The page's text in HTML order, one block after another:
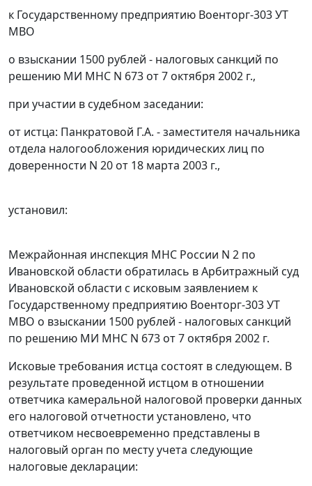
к Государственному предприятию Военторг-303 УТ
МВО
о взыскании 1500 рублей - налоговых санкций по
решению МИ МНС N 673 от 7 октября 2002 г.,
при участии в судебном заседании:
от истца: Панкратовой Г.А. - заместителя начальника
отдела налогообложения юридических лиц по
доверенности N 20 от 18 марта 2003 г.,
установил:
Межрайонная инспекция МНС России N 2 по
Ивановской области обратилась в Арбитражный суд
Ивановской области с исковым заявлением к
Государственному предприятию Военторг-303 УТ
МВО о взыскании 1500 рублей - налоговых санкций
по решению МИ МНС N 673 от 7 октября 2002 г.
Исковые требования истца состоят в следующем. В
результате проведенной истцом в отношении
ответчика камеральной налоговой проверки данных
его налоговой отчетности установлено, что
ответчиком несвоевременно представлены в
налоговый орган по месту учета следующие
налоговые декларации: